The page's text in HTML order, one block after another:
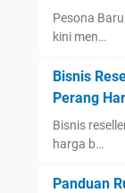
Pesona
kini men…
Bisnis
Perang
Bisnis
harga b…
Panduan